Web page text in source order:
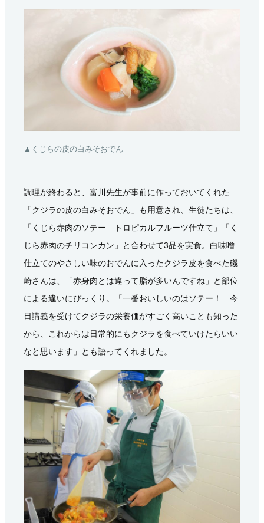
▲くじらの皮の白みそおでん
調理が終わると、富川先生が事前に作っておいてくれた
「クジラの皮の白みそおでん」も用意され、生徒たちは、
「くじら赤肉のソテー トロピカルフルーツ仕立て」「く
じら赤肉のチリコンカン」と合わせて3品を実食。白味噌
仕立てのやさしい味のおでんに入ったクジラ皮を食べた磯
崎さんは、「赤身肉とは違って脂が多いんですね」と部位
による違いにびっくり。「一番おいしいのはソテー！ 今
日講義を受けてクジラの栄養価がすごく高いことも知った
から、これからは日常的にもクジラを食べていけたらいい
なと思います」とも語ってくれました。